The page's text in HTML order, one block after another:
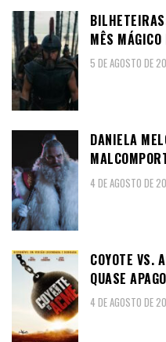
MÊS
5 DE AGOSTO DE
DANIELA
4 DE AGOSTO DE
COYOTE VS.
QUASE
4 DE AGOSTO DE